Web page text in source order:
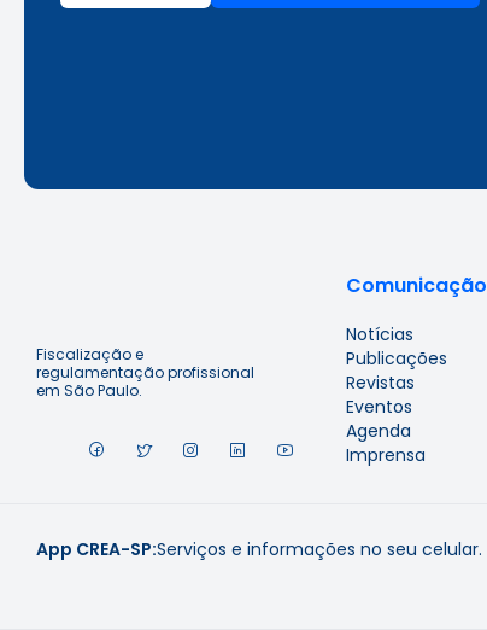
Fiscalização e
regulamentação profissional
em São Paulo.
Comunicação
Notícias
Publicações
Revistas
Eventos
Agenda
Imprensa
App CREA-SP:Serviços e informações no seu celular.